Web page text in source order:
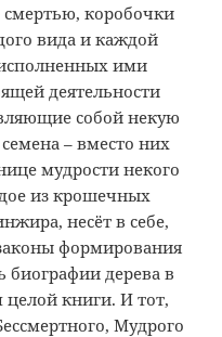
коробочки
вида и каждой
ими
деятельности
собой некую
– вместо них
мудрости некого
из крошечных
несёт в себе,
формирования
биографии дерева в
целой книги. И тот,
Мудрого